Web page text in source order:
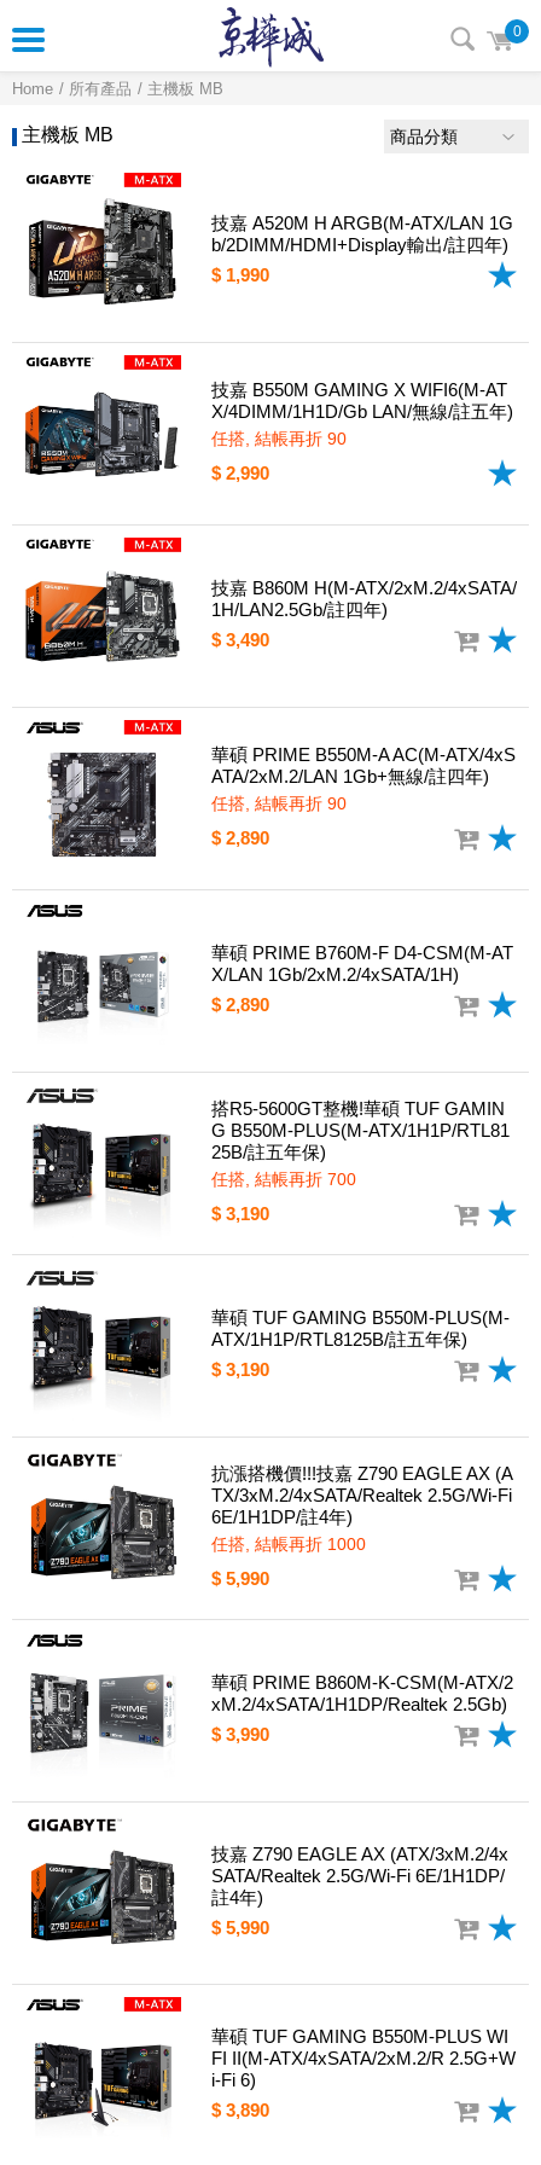
0
Home 所有產品 主機板 MB
主機板 MB 商品分類
技嘉 A520M H ARGB(M-ATX/LAN 1G
b/2DIMM/HDMI+Display輸出/註四年)
$ 1,990
技嘉 B550M GAMING X WIFI6(M-AT
X/4DIMM/1H1D/Gb LAN/無線/註五年)
任搭, 結帳再折 90
$ 2,990
技嘉 B860M H(M-ATX/2xM.2/4xSATA/
1H/LAN2.5Gb/註四年)
$ 3,490
華碩 PRIME B550M-A AC(M-ATX/4xS
ATA/2xM.2/LAN 1Gb+無線/註四年)
任搭, 結帳再折 90
$ 2,890
華碩 PRIME B760M-F D4-CSM(M-AT
X/LAN 1Gb/2xM.2/4xSATA/1H)
$ 2,890
搭R5-5600GT整機!華碩 TUF GAMIN
G B550M-PLUS(M-ATX/1H1P/RTL81
25B/註五年保)
任搭, 結帳再折 700
$ 3,190
華碩 TUF GAMING B550M-PLUS(M-
ATX/1H1P/RTL8125B/註五年保)
$ 3,190
抗漲搭機價!!!技嘉 Z790 EAGLE AX (A
TX/3xM.2/4xSATA/Realtek 2.5G/Wi-Fi
6E/1H1DP/註4年)
任搭, 結帳再折 1000
$ 5,990
華碩 PRIME B860M-K-CSM(M-ATX/2
xM.2/4xSATA/1H1DP/Realtek 2.5Gb)
$ 3,990
技嘉 Z790 EAGLE AX (ATX/3xM.2/4x
SATA/Realtek 2.5G/Wi-Fi 6E/1H1DP/
註4年)
$ 5,990
華碩 TUF GAMING B550M-PLUS WI
FI II(M-ATX/4xSATA/2xM.2/R 2.5G+W
i-Fi 6)
$ 3,890